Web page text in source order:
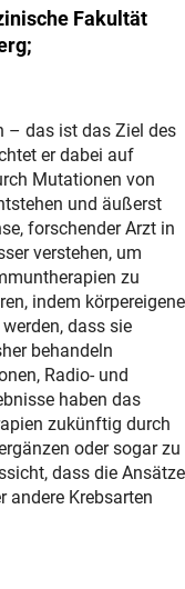
Fakultät
– das ist das Ziel des
er dabei auf
Mutationen von
und äußerst
forschender Arzt in
verstehen, um
zu
indem körpereigene
dass sie
behandeln
Radio- und
haben das
zukünftig durch
oder sogar zu
dass die Ansätze
andere Krebsarten